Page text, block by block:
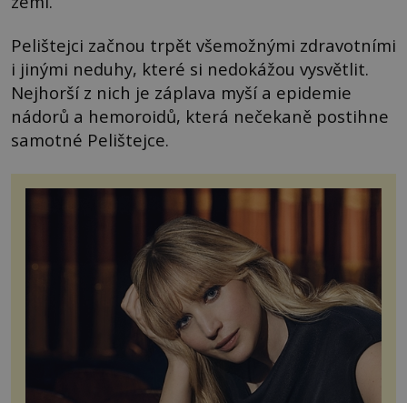
Pelištejci začnou trpět všemožnými zdravotními
i jinými neduhy, které si nedokážou vysvětlit.
Nejhorší z nich je záplava myší a epidemie
nádorů a hemoroidů, která nečekaně postihne
samotné Pelištejce.